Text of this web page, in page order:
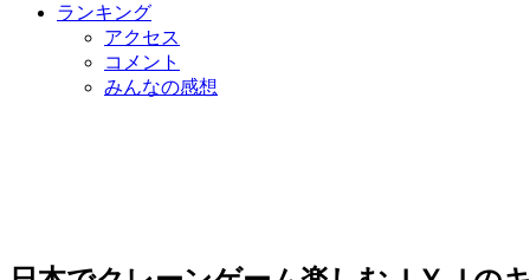
ランキング
アクセス
コメント
みんなの感想